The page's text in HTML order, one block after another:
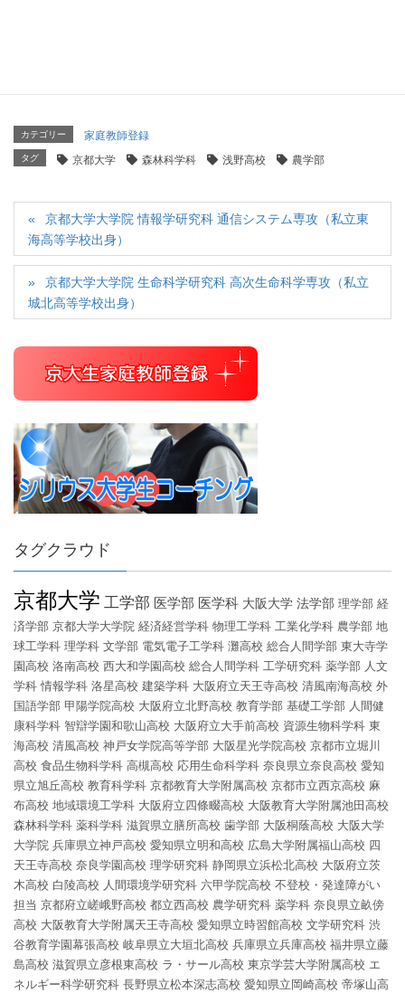
カテゴリー 家庭教師登録
タグ 京都大学 森林科学科 浅野高校 農学部
京都大学大学院 情報学研究科 通信システム専攻（私立東
海高等学校出身）
京都大学大学院 生命科学研究科 高次生命科学専攻（私立
城北高等学校出身）
タグクラウド
京都大学 工学部 医学部 医学科 大阪大学 法学部 理学部 経
済学部 京都大学大学院 経済経営学科 物理工学科 工業化学科 農学部 地
球工学科 理学科 文学部 電気電子工学科 灘高校 総合人間学部 東大寺学
園高校 洛南高校 西大和学園高校 総合人間学科 工学研究科 薬学部 人文
学科 情報学科 洛星高校 建築学科 大阪府立天王寺高校 清風南海高校 外
国語学部 甲陽学院高校 大阪府立北野高校 教育学部 基礎工学部 人間健
康科学科 智辯学園和歌山高校 大阪府立大手前高校 資源生物科学科 東
海高校 清風高校 神戸女学院高等学部 大阪星光学院高校 京都市立堀川
高校 食品生物科学科 高槻高校 応用生命科学科 奈良県立奈良高校 愛知
県立旭丘高校 教育科学科 京都教育大学附属高校 京都市立西京高校 麻
布高校 地域環境工学科 大阪府立四條畷高校 大阪教育大学附属池田高校
森林科学科 薬科学科 滋賀県立膳所高校 歯学部 大阪桐蔭高校 大阪大学
大学院 兵庫県立神戸高校 愛知県立明和高校 広島大学附属福山高校 四
天王寺高校 奈良学園高校 理学研究科 静岡県立浜松北高校 大阪府立茨
木高校 白陵高校 人間環境学研究科 六甲学院高校 不登校・発達障がい
担当 京都府立嵯峨野高校 都立西高校 農学研究科 薬学科 奈良県立畝傍
高校 大阪教育大学附属天王寺高校 愛知県立時習館高校 文学研究科 渋
谷教育学園幕張高校 岐阜県立大垣北高校 兵庫県立兵庫高校 福井県立藤
島高校 滋賀県立彦根東高校 ラ・サール高校 東京学芸大学附属高校 エ
ネルギー科学研究科 長野県立松本深志高校 愛知県立岡崎高校 帝塚山高